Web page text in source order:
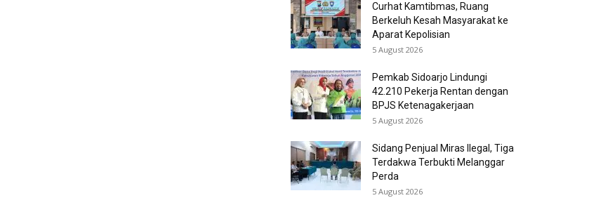
Curhat Kamtibmas, Ruang
Berkeluh Kesah Masyarakat ke
Aparat Kepolisian
5 August 2026
Pemkab Sidoarjo Lindungi
42.210 Pekerja Rentan dengan
BPJS Ketenagakerjaan
5 August 2026
Sidang Penjual Miras Ilegal, Tiga
Terdakwa Terbukti Melanggar
Perda
5 August 2026